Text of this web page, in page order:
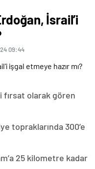
İsrail’i
09:44
fırsat olarak gören
topraklarında 300’e
25 kilometre kadar